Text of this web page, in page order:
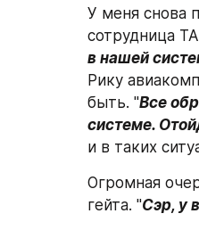
У меня снова
сотрудница
в нашей
Рику
быть. "Все
системе.
и в таких
Огромная
гейта. "Сэр, у